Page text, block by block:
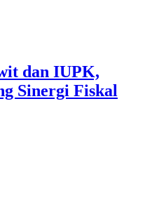
dan IUPK,
Sinergi Fiskal